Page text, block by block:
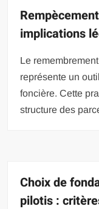
implications
Le
représente un
foncière. Cette
structure des
Choix de
pilotis :